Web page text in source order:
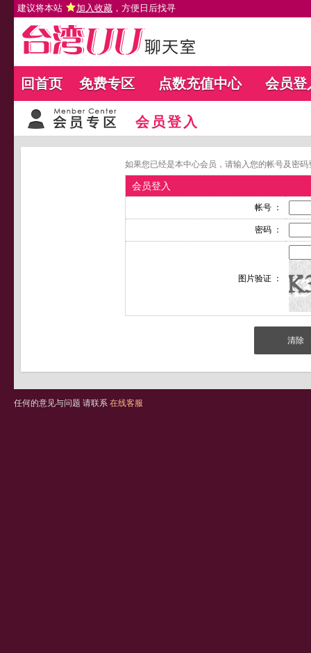
建议将本站 加入收藏 ，方便日后找寻
回首页 免费专区 点数充值中心 会员登
会员登入
如果您已经是本中心会员，请输入您的帐号及密
会员登入
帐号 ：
密码 ：
图片验证 ：
任何的意见与问题 请联系 在线客服